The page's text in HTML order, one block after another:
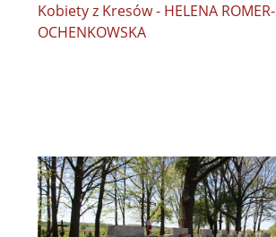
Kobiety z Kresów - HELENA ROMER-
OCHENKOWSKA